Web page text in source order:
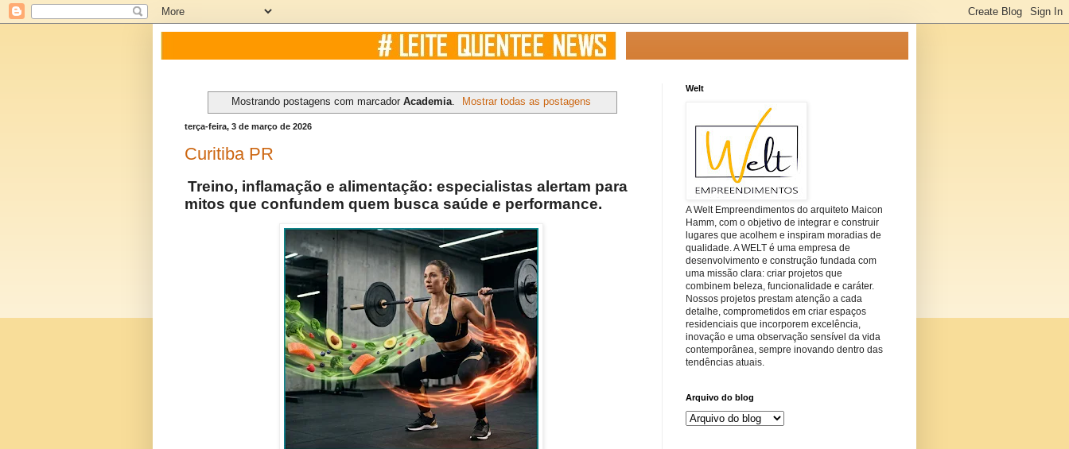
Mostrando postagens com marcador Academia. Mostrar todas as postagens
terça-feira, 3 de março de 2026
Curitiba PR
Treino, inflamação e alimentação: especialistas alertam para
mitos que confundem quem busca saúde e performance.
Welt
A Welt Empreendimentos do arquiteto Maicon
Hamm, com o objetivo de integrar e construir
lugares que acolhem e inspiram moradias de
qualidade. A WELT é uma empresa de
desenvolvimento e construção fundada com
uma missão clara: criar projetos que
combinem beleza, funcionalidade e caráter.
Nossos projetos prestam atenção a cada
detalhe, comprometidos em criar espaços
residenciais que incorporem excelência,
inovação e uma observação sensível da vida
contemporânea, sempre inovando dentro das
tendências atuais.
Arquivo do blog